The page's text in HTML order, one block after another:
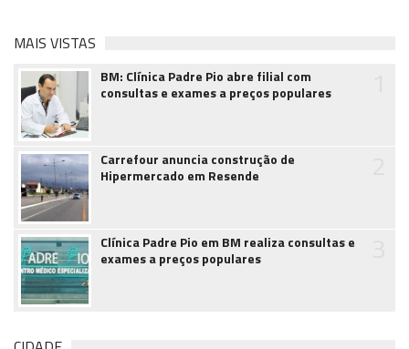
MAIS VISTAS
BM: Clínica Padre Pio abre filial com
consultas e exames a preços populares
Carrefour anuncia construção de
Hipermercado em Resende
Clínica Padre Pio em BM realiza consultas e
exames a preços populares